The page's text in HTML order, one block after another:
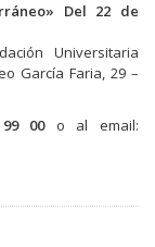
Del 22 de
Universitaria
García Faria, 29 –
00o al email: